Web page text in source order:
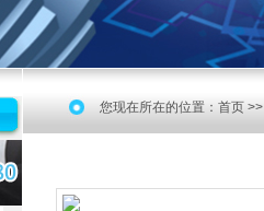
您现在所在的位置： 首页